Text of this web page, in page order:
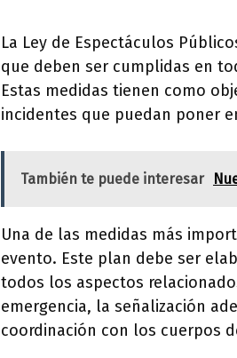
La Ley de Espectáculos
que deben ser cumplidas en
Estas medidas tienen como
incidentes que puedan poner
También te puede interesar
Una de las medidas más
evento. Este plan debe ser
todos los aspectos
emergencia, la señalización
coordinación con los cuerpos